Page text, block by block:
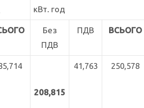
кВт. год
Без
ПДВ
ПДВ ВСЬОГО
208,815
41,763 250,578